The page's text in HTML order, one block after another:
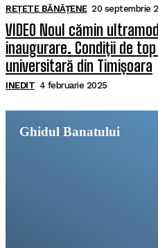
REȚETE BĂNĂȚENE 20 septembrie
VIDEO Noul cămin
inaugurare. Condiții de
universitară din Timișoara
INEDIT 4 februarie 2025
Ghidul Banatului